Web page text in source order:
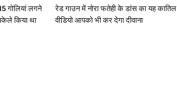
गोलियां लगने
किया था
रेड गाउन में नोरा फतेही के डांस का यह कातिल
वीडियो आपको भी कर देगा दीवाना